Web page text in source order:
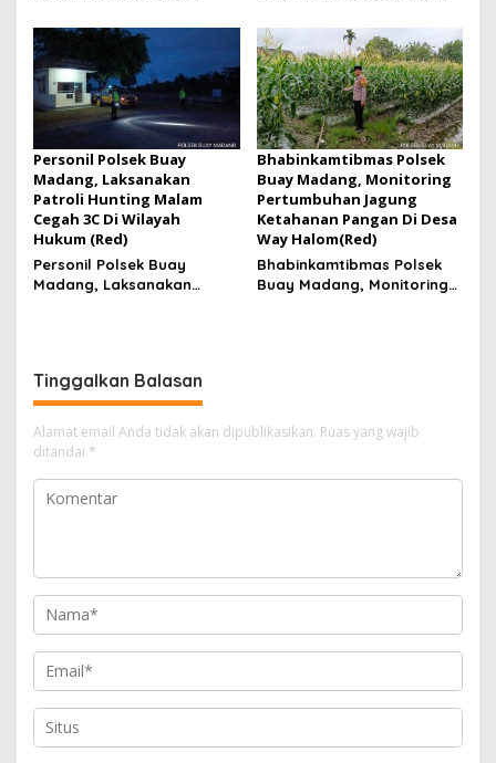
Desa Binaan
Sumsel Babel
Personil Polsek Buay
Madang, Laksanakan
Patroli Hunting Malam
Cegah 3C Di Wilayah
Hukum (Red)
Personil Polsek Buay
Madang, Laksanakan
Bhabinkamtibmas Polsek
Buay Madang, Monitoring
Pertumbuhan Jagung
Ketahanan Pangan Di Desa
Way Halom(Red)
Bhabinkamtibmas Polsek
Buay Madang, Monitoring
Tinggalkan Balasan
Alamat email Anda tidak akan dipublikasikan. Ruas yang wajib
ditandai *